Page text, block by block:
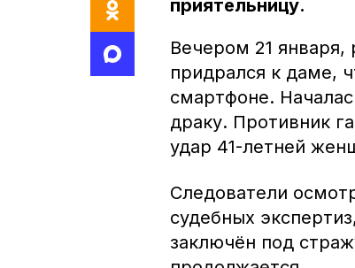
приятельницу.
Вечером 21 января,
придрался к даме,
смартфоне.
драку. Противник
удар 41-летней
Следователи
судебных
заключён под